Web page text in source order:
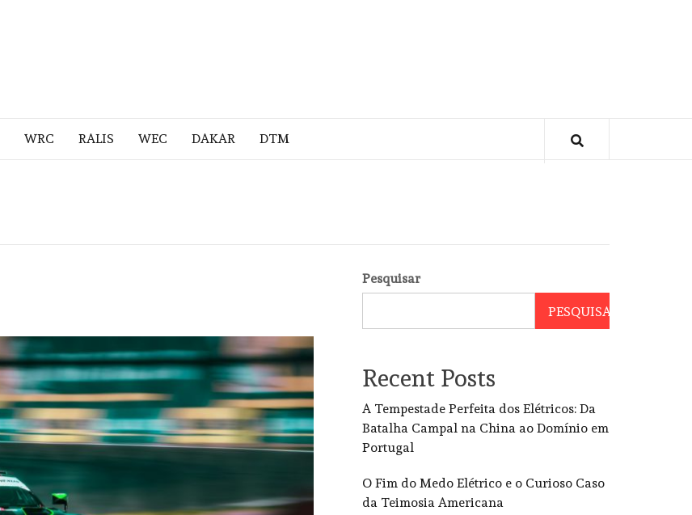
WRC RALIS WEC DAKAR DTM
Pesquisar
PESQUISAR
Recent Posts
A Tempestade Perfeita dos Elétricos: Da
Batalha Campal na China ao Domínio em
Portugal
O Fim do Medo Elétrico e o Curioso Caso
da Teimosia Americana